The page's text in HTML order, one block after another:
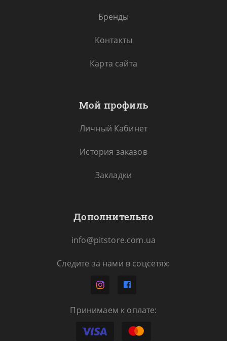
Бренды
Контакты
Карта сайта
Мой профиль
Личный Кабинет
История заказов
Закладки
Дополнительно
info@pitstore.com.ua
Следите за нами в соцсетях:
Принимаем к оплате: